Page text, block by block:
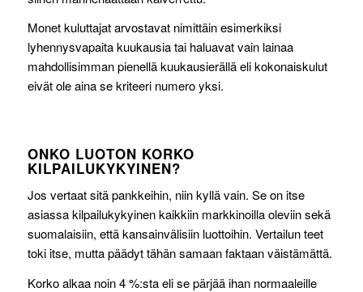
Monet kuluttajat arvostavat nimittäin esimerkiksi
lyhennysvapaita kuukausia tai haluavat vain lainaa
mahdollisimman pienellä kuukausierällä eli kokonaiskulut
eivät ole aina se kriteeri numero yksi.
ONKO LUOTON KORKO
KILPAILUKYKYINEN?
Jos vertaat sitä pankkeihin, niin kyllä vain. Se on itse
asiassa kilpailukykyinen kaikkiin markkinoilla oleviin sekä
suomalaisiin, että kansainvälisiin luottoihin. Vertailun teet
toki itse, mutta päädyt tähän samaan faktaan väistämättä.
Korko alkaa noin 4 %:sta eli se pärjää ihan normaaleille